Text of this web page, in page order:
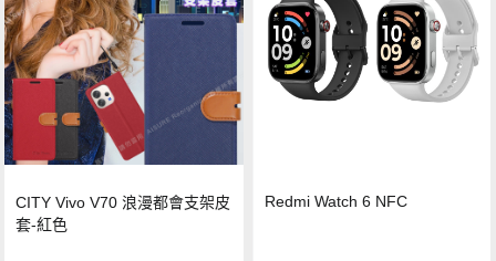
CITY Vivo V70 浪漫都會支架皮
套-紅色
Redmi Watch 6 NFC